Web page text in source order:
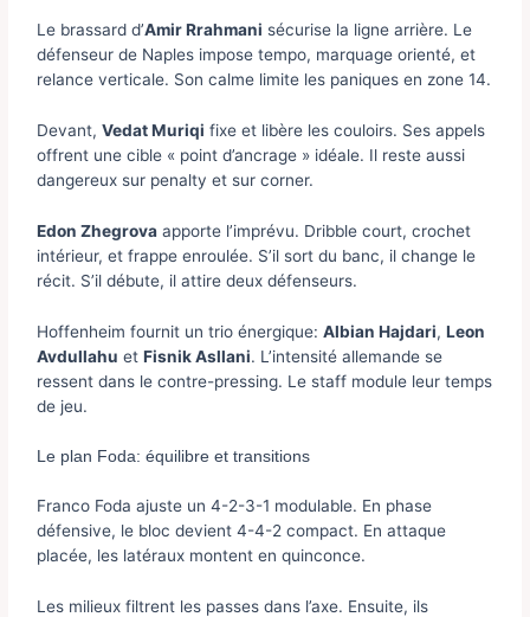
Le brassard d’Amir Rrahmani sécurise la ligne arrière. Le
défenseur de Naples impose tempo, marquage orienté, et
relance verticale. Son calme limite les paniques en zone 14.
Devant,Vedat Muriqi fixe et libère les couloirs. Ses appels
offrent une cible « point d’ancrage » idéale. Il reste aussi
dangereux sur penalty et sur corner.
Edon Zhegrova apporte l’imprévu. Dribble court, crochet
intérieur, et frappe enroulée. S’il sort du banc, il change le
récit. S’il débute, il attire deux défenseurs.
Hoffenheim fournit un trio énergique:Albian Hajdari,Leon
Avdullahu etFisnik Asllani. L’intensité allemande se
ressent dans le contre-pressing. Le staff module leur temps
de jeu.
Le plan Foda: équilibre et transitions
Franco Foda ajuste un 4-2-3-1 modulable. En phase
défensive, le bloc devient 4-4-2 compact. En attaque
placée, les latéraux montent en quinconce.
Les milieux filtrent les passes dans l’axe. Ensuite, ils